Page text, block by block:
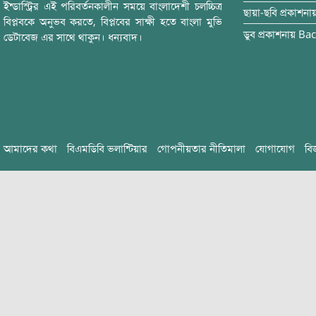
ইন্ডাস্ট্রির এই পরিবর্তনকালীন সময়ে বাংলাদেশী চলচ্চিত্র
বিপ্লবকে অনুভব করতে, বিপ্লবের সাক্ষী হতে বাংলা মুভি
ডেটাবেজ এর সাথে থাকুন। ধন্যবাদ।
ছায়া-ছবি
ডুব প্রকাশনায়
আমাদের কথা বিএমডিবি ভলান্টিয়ার গোপনীয়তার নীতিমালা যোগাযোগ